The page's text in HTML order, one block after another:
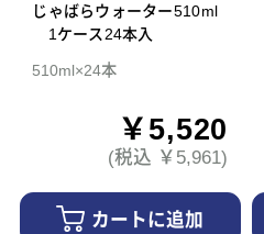
じゃばらウォーター510ml
1ケース24本入
510ml×24本
￥5,520
(税込 ￥5,961)
カートに追加